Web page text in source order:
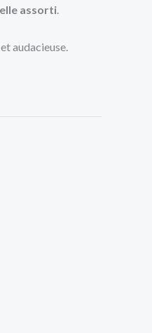
assorti
audacieuse.